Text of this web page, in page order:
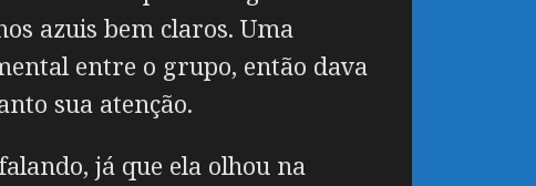
azuis bem claros. Uma
entre o grupo, então dava
sua atenção.
já que ela olhou na